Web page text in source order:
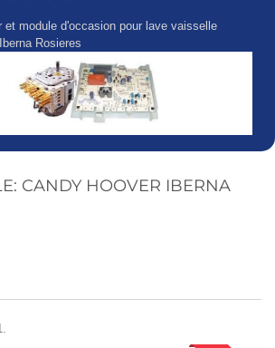
et module d'occasion pour lave vaisselle
Rosieres
CANDY HOOVER IBERNA